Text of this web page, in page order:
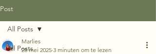
Post
All Posts
All Posts
Marlies
28 mei 2025 3 minuten om te lezen